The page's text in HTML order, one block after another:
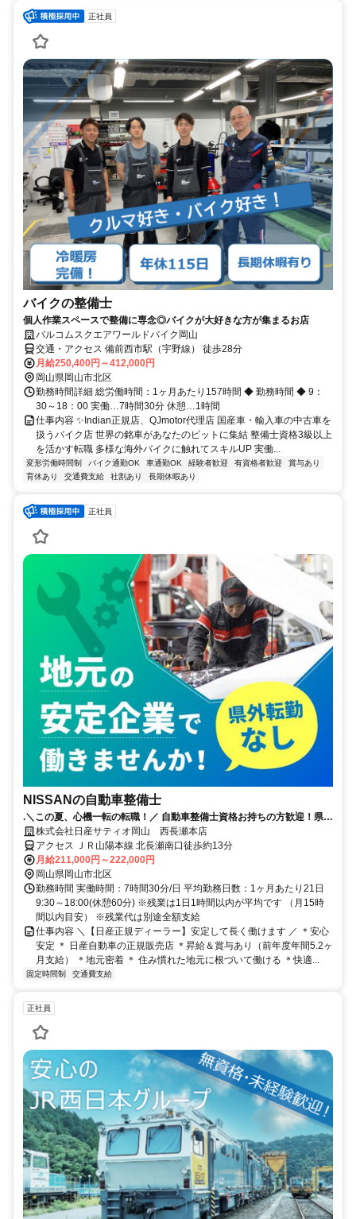
正社員
バイクの整備士
個人作業スペースで整備に専念◎バイクが大好きな方が集まるお店
バルコムスクエアワールドバイク岡山
交通・アクセス 備前西市駅（宇野線） 徒歩28分
月給250,400円～412,000円
岡山県岡山市北区
勤務時間詳細 総労働時間：1ヶ月あたり157時間 ◆ 勤務時間 ◆ 9：
30～18：00 実働…7時間30分 休憩…1時間
仕事内容 ✨Indian正規店、QJmotor代理店 国産車・輸入車の中古車を
扱うバイク店 世界の銘車があなたのピットに集結 整備士資格3級以上
を活かす転職 多様な海外バイクに触れてスキルUP 実働...
変形労働時間制 バイク通勤OK 車通勤OK 経験者歓迎 有資格者歓迎
賞与あり
育休あり
交通費支給 社割あり 長期休暇あり
正社員
NISSANの自動車整備士
.＼この夏、心機一転の転職！／ 自動車整備士資格お持ちの方歓迎！県外
への転勤無し！誰もが知る安心な会社！賞与5.2か月支給！（昨年度実
績）
株式会社日産サティオ岡山 西長瀬本店
アクセス ＪＲ山陽本線 北長瀬南口徒歩約13分
月給211,000円～222,000円
岡山県岡山市北区
勤務時間 実働時間：7時間30分/日 平均勤務日数：1ヶ月あたり21日
9:30～18:00(休憩60分) ※残業は1日1時間以内が平均です （月15時
間以内目安） ※残業代は別途全額支給
仕事内容 ＼【日産正規ディーラー】安定して長く働けます ／ ＊安心
安定 ＊ 日産自動車の正規販売店 ＊昇給＆賞与あり（前年度年間5.2ヶ
月支給） ＊地元密着 ＊ 住み慣れた地元に根づいて働ける ＊快適...
固定時間制 交通費支給
正社員